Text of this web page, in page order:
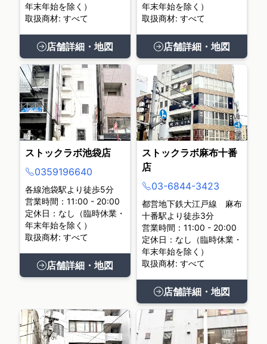
年末年始を除く）
取扱商材: すべて
店舗詳細・地図
年末年始を除く）
取扱商材: すべて
店舗詳細・地図
ストックラボ池袋店
0359196640
各線池袋駅より徒歩5分
営業時間：11:00 - 20:00
定休日：なし（臨時休業・
年末年始を除く）
取扱商材: すべて
店舗詳細・地図
ストックラボ麻布十番
店
03-6844-3423
都営地下鉄大江戸線 麻布
十番駅より徒歩3分
営業時間：11:00 - 20:00
定休日：なし（臨時休業・
年末年始を除く）
取扱商材: すべて
店舗詳細・地図